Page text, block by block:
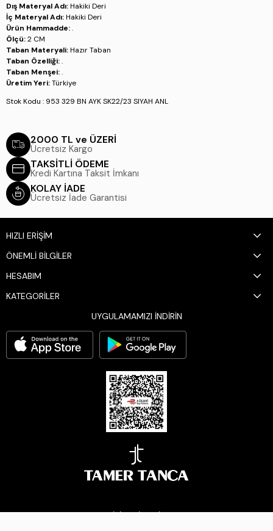
Dış Materyal Adı:Hakiki Deri
İç Materyal Adı:Hakiki Deri
Ürün Hammadde:.
Ölçü:2 CM
Taban Materyali:Hazır Taban
Taban Özelliği:.
Taban Menşei:.
Üretim Yeri:Türkiye
Stok Kodu : 953 329 BN AYK SK22/23 SIYAH ANL
2000 TL ve ÜZERİ
Ücretsiz Kargo
TAKSİTLİ ÖDEME
Kredi Kartına Taksit İmkanı
KOLAY İADE
Ücretsiz İade Garantisi
HIZLI ERİŞİM
ÖNEMLİ BİLGİLER
HESABIM
KATEGORİLER
UYGULAMAMIZI İNDİRİN
BİZİ TAKİP EDİN